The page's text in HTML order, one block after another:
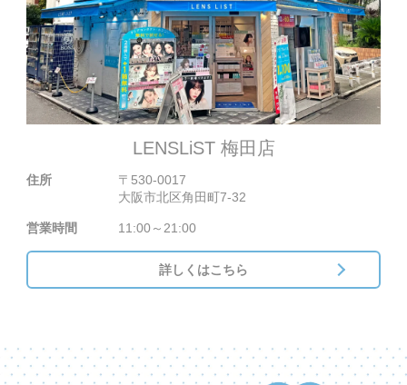
LENSLiST 梅田店
住所
〒530-0017
大阪市北区角田町7-32
営業時間 11:00～21:00
詳しくはこちら